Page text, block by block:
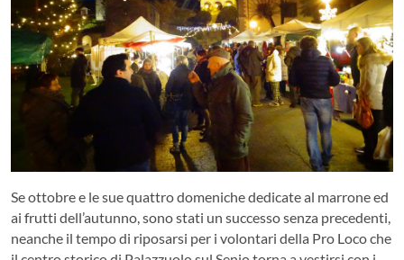
Se ottobre e le sue quattro domeniche dedicate al marrone ed
ai frutti dell’autunno, sono stati un successo senza precedenti,
neanche il tempo di riposarsi per i volontari della Pro Loco che